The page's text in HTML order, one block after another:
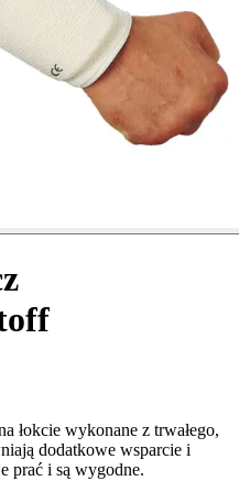
łokcie wykonane z trwałego,
dodatkowe wsparcie i
prać i są wygodne.